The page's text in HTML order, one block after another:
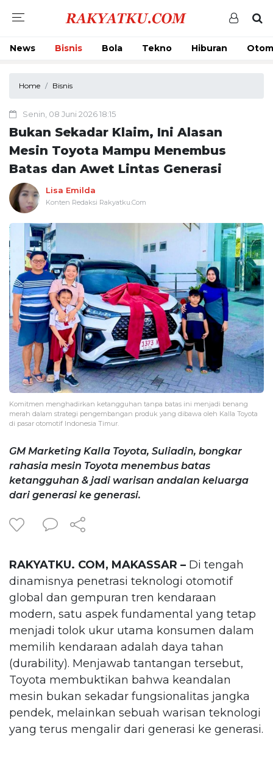
News Bisnis Bola Tekno Hiburan
Home Bisnis
Senin, 08 Juni 2026 18:15
Bukan Sekadar Klaim, Ini Alasan
Mesin Toyota Mampu Menembus
Batas dan Awet Lintas Generasi
Lisa Emilda
Konten Redaksi Rakyatku.Com
Komitmen menghadirkan ketangguhan tanpa batas ini menjadi benang
merah dalam strategi pengembangan produk yang dibawa oleh Kalla Toyota
di pasar otomotif Indonesia Timur.
GM Marketing Kalla Toyota, Suliadin, bongkar
rahasia mesin Toyota menembus batas
ketangguhan & jadi warisan andalan keluarga
dari generasi ke generasi.
RAKYATKU. COM, MAKASSAR – Di tengah
dinamisnya penetrasi teknologi otomotif
global dan gempuran tren kendaraan
modern, satu aspek fundamental yang tetap
menjadi tolok ukur utama konsumen dalam
memilih kendaraan adalah daya tahan
(durability). Menjawab tantangan tersebut,
Toyota membuktikan bahwa keandalan
mesin bukan sekadar fungsionalitas jangka
pendek, melainkan sebuah warisan teknologi
yang terus mengalir dari generasi ke generasi.